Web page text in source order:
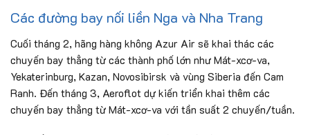
Các đường bay nối liền Nga và Nha Trang
Cuối tháng 2, hãng hàng không Azur Air sẽ khai thác các
chuyến bay thẳng từ các thành phố lớn như Mát-xcơ-va,
Yekaterinburg, Kazan, Novosibirsk và vùng Siberia đến Cam
Ranh. Đến tháng 3, Aeroflot dự kiến triển khai thêm các
chuyến bay thẳng từ Mát-xcơ-va với tần suất 2 chuyến/tuần.